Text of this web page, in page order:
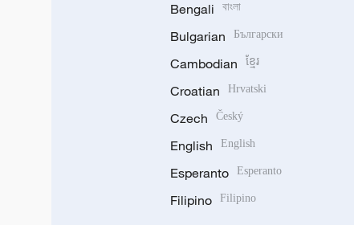
Bengali বাংলা
Bulgarian Български
Cambodian ខ្មែរ
Croatian Hrvatski
Czech Český
English English
Esperanto Esperanto
Filipino Filipino